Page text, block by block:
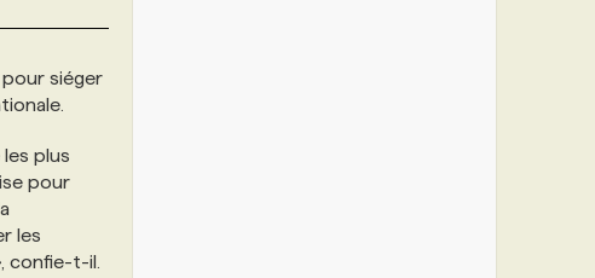
pour siéger
plus
pour
les
confie-t-il.